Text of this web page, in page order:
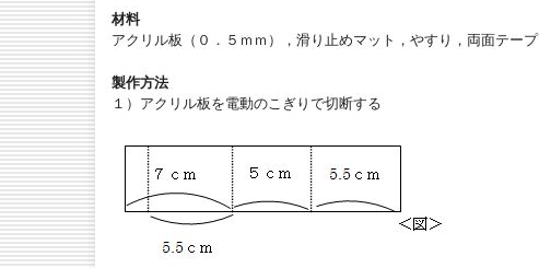
材料
アクリル板（０．５ｍｍ），滑り止めマット，やすり，両面テープ
製作方法
１）アクリル板を電動のこぎりで切断する